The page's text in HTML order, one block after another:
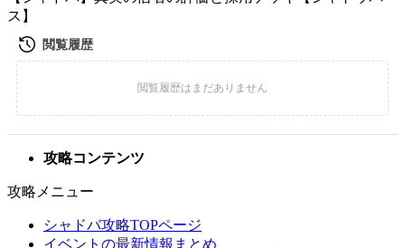
ス】
攻略コンテンツ
攻略メニュー
シャドバ攻略TOPページ
イベントの最新情報まとめ